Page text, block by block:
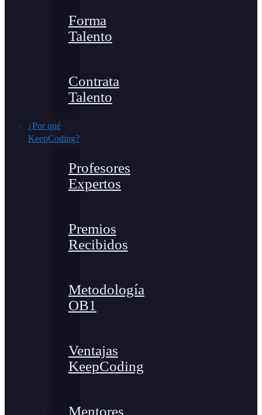
Forma
Talento
Contrata
Talento
¿Por qué
KeepCoding?
Profesores
Expertos
Premios
Recibidos
Metodología
OB1
Ventajas
KeepCoding
Mentores